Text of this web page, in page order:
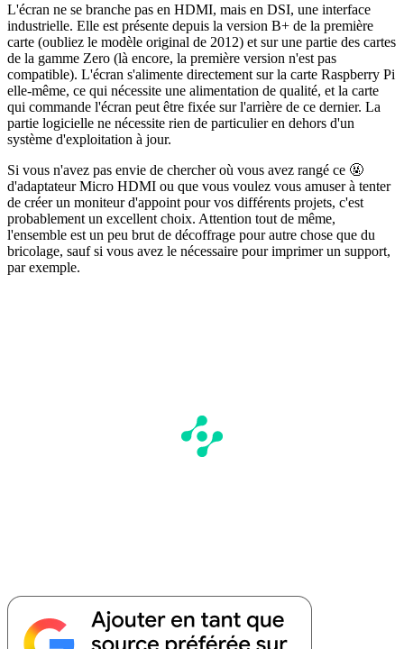
L'écran ne se branche pas en HDMI, mais en DSI, une interface
industrielle. Elle est présente depuis la version B+ de la première
carte (oubliez le modèle original de 2012) et sur une partie des cartes
de la gamme Zero (là encore, la première version n'est pas
compatible). L'écran s'alimente directement sur la carte Raspberry Pi
elle-même, ce qui nécessite une alimentation de qualité, et la carte
qui commande l'écran peut être fixée sur l'arrière de ce dernier. La
partie logicielle ne nécessite rien de particulier en dehors d'un
système d'exploitation à jour.
Si vous n'avez pas envie de chercher où vous avez rangé ce 🤬
d'adaptateur Micro HDMI ou que vous voulez vous amuser à tenter
de créer un moniteur d'appoint pour vos différents projets, c'est
probablement un excellent choix. Attention tout de même,
l'ensemble est un peu brut de décoffrage pour autre chose que du
bricolage, sauf si vous avez le nécessaire pour imprimer un support,
par exemple.